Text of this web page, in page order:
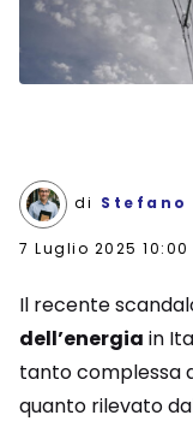
di Stefano
7 Luglio 2025 10:00
Il recente
dell’energia in
tanto complessa
quanto rilevato